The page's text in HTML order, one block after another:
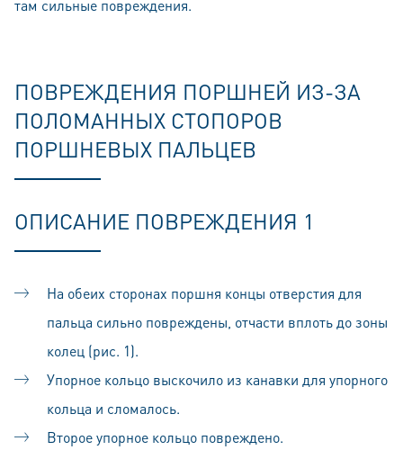
там сильные повреждения.
ПОВРЕЖДЕНИЯ ПОРШНЕЙ ИЗ-ЗА
ПОЛОМАННЫХ СТОПОРОВ
ПОРШНЕВЫХ ПАЛЬЦЕВ
ОПИСАНИЕ ПОВРЕЖДЕНИЯ 1
На обеих сторонах поршня концы отверстия для
пальца сильно повреждены, отчасти вплоть до зоны
колец (рис. 1).
Упорное кольцо выскочило из канавки для упорного
кольца и сломалось.
Второе упорное кольцо повреждено.